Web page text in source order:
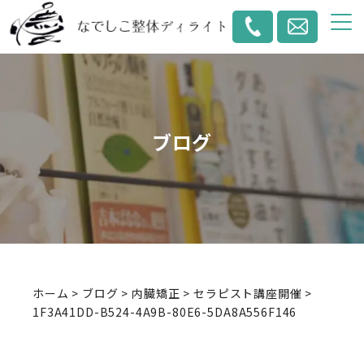
ブログ
ホーム > ブログ > 内臓矯正 >セラピスト講座開催 >
1F3A41DD-B524-4A9B-80E6-5DA8A556F146